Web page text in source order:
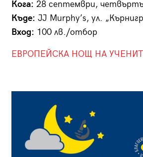
Кога: 28 септември,
Къде: JJ Murphy’s, ул.
Вход: 100 лв./отбор
ЕВРОПЕЙСКА НОЩ НА